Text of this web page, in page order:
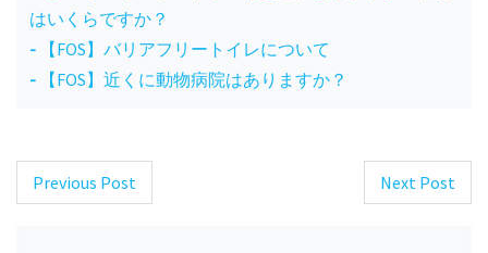
はいくらですか？
【FOS】バリアフリートイレについて
【FOS】近くに動物病院はありますか？
Post
Previous Post Next Post